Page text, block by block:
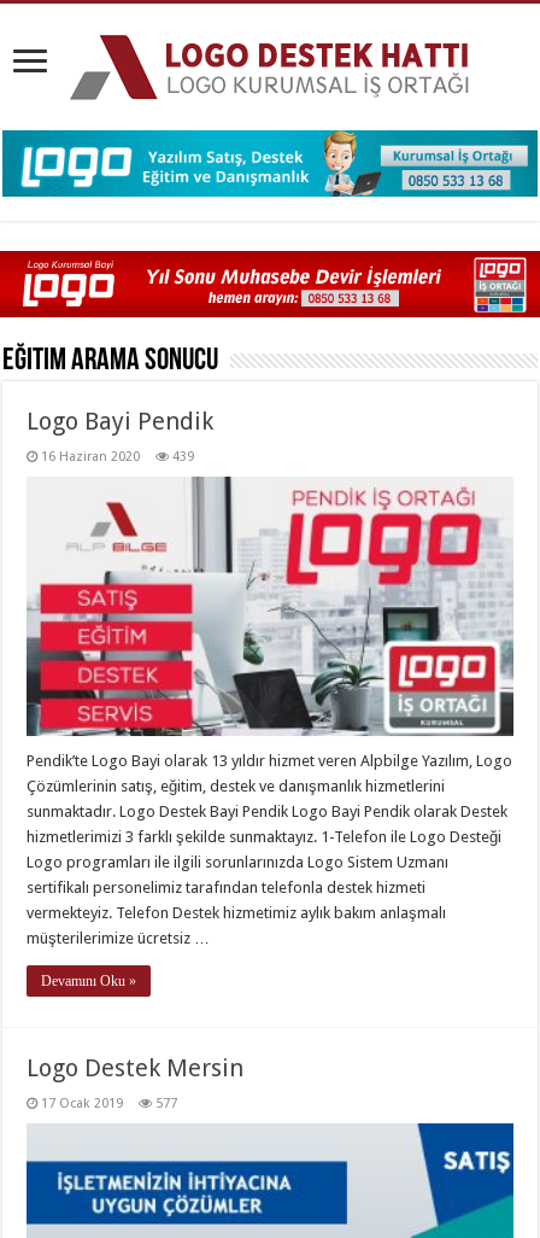
EğitimArama Sonucu
Logo Bayi Pendik
16 Haziran 2020 439
Pendik’te Logo Bayi olarak 13 yıldır hizmet veren Alpbilge Yazılım, Logo
Çözümlerinin satış, eğitim, destek ve danışmanlık hizmetlerini
sunmaktadır. Logo Destek Bayi Pendik Logo Bayi Pendik olarak Destek
hizmetlerimizi 3 farklı şekilde sunmaktayız. 1-Telefon ile Logo Desteği
Logo programları ile ilgili sorunlarınızda Logo Sistem Uzmanı
sertifikalı personelimiz tarafından telefonla destek hizmeti
vermekteyiz. Telefon Destek hizmetimiz aylık bakım anlaşmalı
müşterilerimize ücretsiz …
Devamını Oku »
Logo Destek Mersin
17 Ocak 2019 577